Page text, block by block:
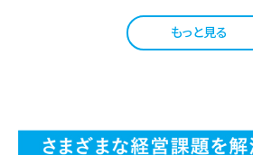
もっと見る